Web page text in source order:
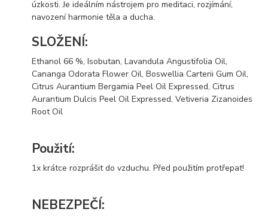
úzkosti. Je ideálním nástrojem pro meditaci, rozjímání,
navození harmonie těla a ducha.
SLOŽENÍ:
Ethanol 66 %, Isobutan, Lavandula Angustifolia Oil,
Cananga Odorata Flower Oil, Boswellia Carterii Gum Oil,
Citrus Aurantium Bergamia Peel Oil Expressed, Citrus
Aurantium Dulcis Peel Oil Expressed, Vetiveria Zizanoides
Root Oil
Použití:
1x krátce rozprášit do vzduchu. Před použitím protřepat!
NEBEZPEČÍ: